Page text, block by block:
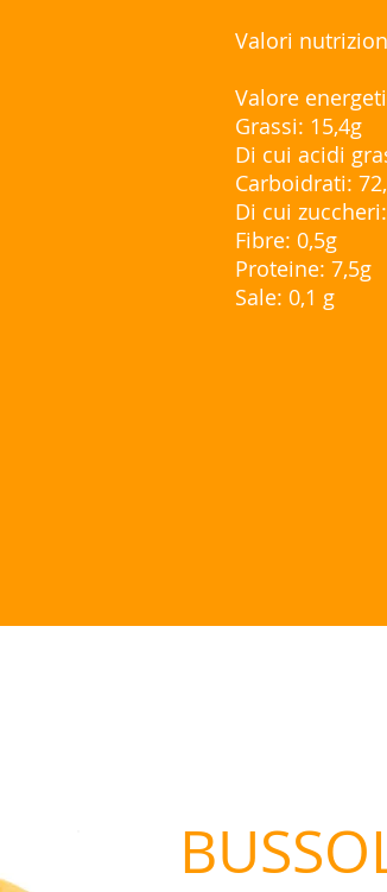
Valori
Valore
Grassi: 15,4g
Di cui acidi
Carboidrati:
Di cui
Fibre: 0,5g
Proteine: 7,5g
Sale: 0,1 g